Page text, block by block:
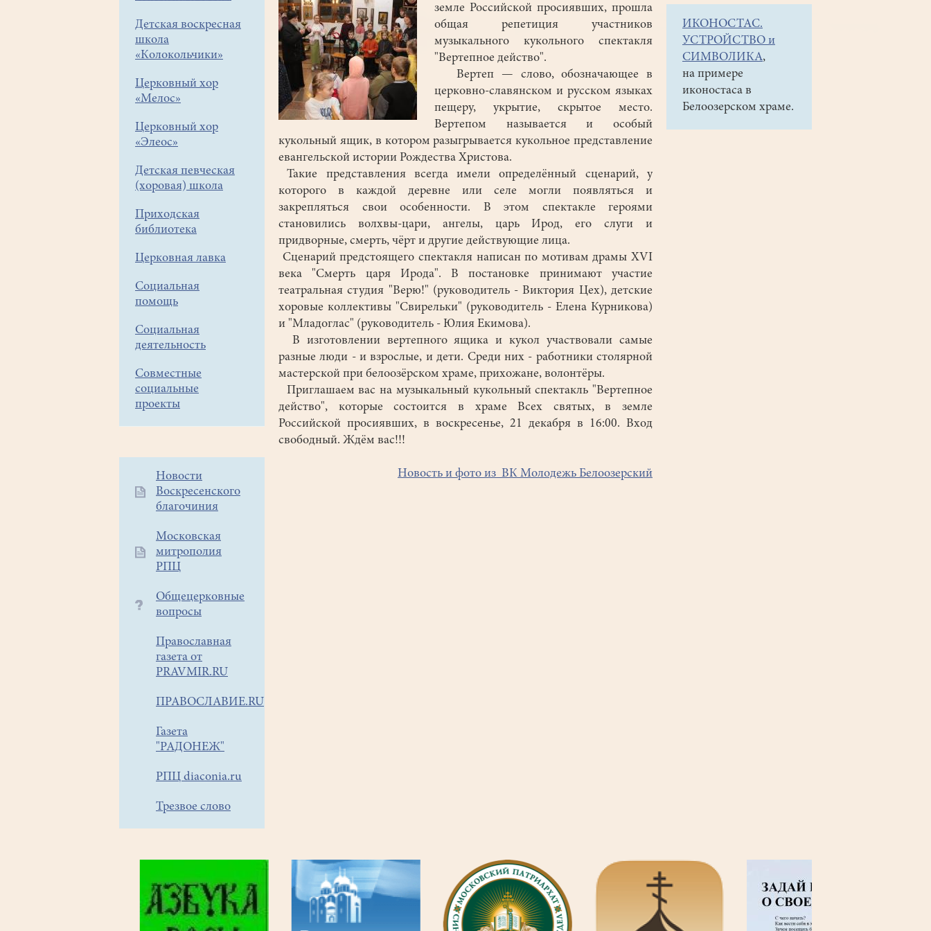
Детская воскресная
школа
«Колокольчики»
Церковный хор
«Мелос»
Церковный хор
«Элеос»
Детская певческая
(хоровая) школа
Приходская
библиотека
Церковная лавка
Социальная
помощь
Социальная
деятельность
Совместные
социальные
проекты
Дополнительное
меню
Новости
Воскресенского
благочиния
Московская
митрополия
РПЦ
Общецерковные
вопросы
Православная
газета от
PRAVMIR.RU
ПРАВОСЛАВИЕ.RU
Газета
"РАДОНЕЖ"
РПЦ diaconia.ru
Трезвое слово
земле Российской просиявших, прошла
общая репетиция участников
музыкального кукольного спектакля
"Вертепное действо".
Вертеп — слово, обозначающее в
церковно-славянском и русском языках
пещеру, укрытие, скрытое место.
Вертепом называется и особый
кукольный ящик, в котором разыгрывается кукольное представление
евангельской истории Рождества Христова.
Такие представления всегда имели определённый сценарий, у
которого в каждой деревне или селе могли появляться и
закрепляться свои особенности. В этом спектакле героями
становились волхвы-цари, ангелы, царь Ирод, его слуги и
придворные, смерть, чёрт и другие действующие лица.
Сценарий предстоящего спектакля написан по мотивам драмы XVI
века "Смерть царя Ирода". В постановке принимают участие
театральная студия "Верю!" (руководитель - Виктория Цех), детские
хоровые коллективы "Свирельки" (руководитель - Елена Курникова)
и "Младоглас" (руководитель - Юлия Екимова).
В изготовлении вертепного ящика и кукол участвовали самые
разные люди - и взрослые, и дети. Среди них - работники столярной
мастерской при белоозёрском храме, прихожане, волонтёры.
Приглашаем вас на музыкальный кукольный спектакль "Вертепное
действо", которые состоится в храме Всех святых, в земле
Российской просиявших, в воскресенье, 21 декабря в 16:00. Вход
свободный. Ждём вас!!!
Новость и фото из ВК Молодежь Белоозерский
ИКОНОСТАС.
УСТРОЙСТВО и
СИМВОЛИКА,
на примере
иконостаса в
Белоозерском храме.